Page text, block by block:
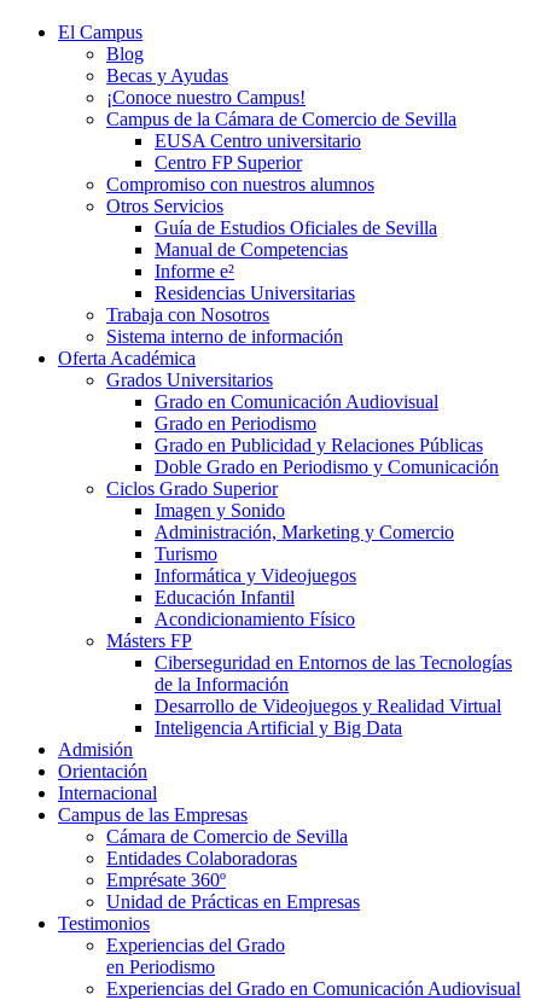
El Campus
Blog
Becas y Ayudas
¡Conoce nuestro Campus!
Campus de la Cámara de Comercio de Sevilla
EUSA Centro universitario
Centro FP Superior
Compromiso con nuestros alumnos
Otros Servicios
Guía de Estudios Oficiales de Sevilla
Manual de Competencias
Informe e²
Residencias Universitarias
Trabaja con Nosotros
Sistema interno de información
Oferta Académica
Grados Universitarios
Grado en Comunicación Audiovisual
Grado en Periodismo
Grado en Publicidad y Relaciones Públicas
Doble Grado en Periodismo y Comunicación
Ciclos Grado Superior
Imagen y Sonido
Administración, Marketing y Comercio
Turismo
Informática y Videojuegos
Educación Infantil
Acondicionamiento Físico
Másters FP
Ciberseguridad en Entornos de las Tecnologías
de la Información
Desarrollo de Videojuegos y Realidad Virtual
Inteligencia Artificial y Big Data
Admisión
Orientación
Internacional
Campus de las Empresas
Cámara de Comercio de Sevilla
Entidades Colaboradoras
Emprésate 360º
Unidad de Prácticas en Empresas
Testimonios
Experiencias del Grado
en Periodismo
Experiencias del Grado en Comunicación Audiovisual